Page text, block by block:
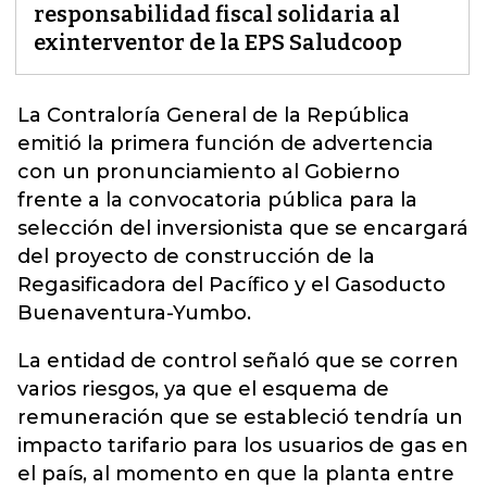
responsabilidad fiscal solidaria al
exinterventor de la EPS Saludcoop
La Contraloría General de la República
emitió la primera función de advertencia
con un pronunciamiento al Gobierno
frente a la convocatoria pública para la
selección del inversionista que se encargará
del proyecto de construcción de la
Regasificadora del Pacífico y el Gasoducto
Buenaventura-Yumbo.
La entidad de control señaló que se corren
varios riesgos, ya que el esquema de
remuneración que se estableció tendría un
impacto tarifario para los usuarios de gas en
el país, al momento en que la planta entre